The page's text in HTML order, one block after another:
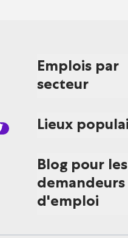
Emplois par
secteur
Lieux
Blog pour les
demandeurs
d'emploi